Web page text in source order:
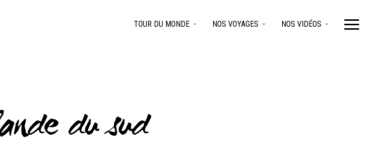
du sud
TOUR DU MONDE NOS VOYAGES NOS VIDÉOS